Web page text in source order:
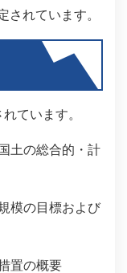
されています。
ています。
土の総合的・計
模の目標および
置の概要